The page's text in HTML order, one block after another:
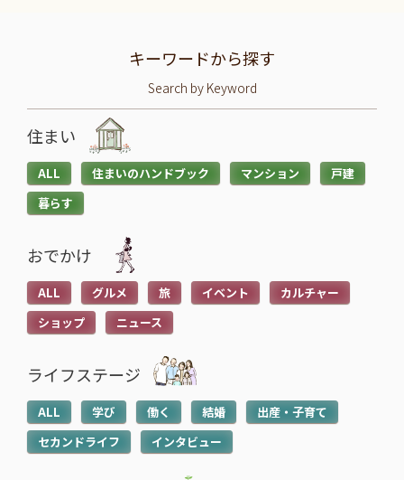
キーワードから探す
Search by Keyword
住まい
ALL 住まいのハンドブック マンション
戸建
暮らす
おでかけ
ALL グルメ 旅 イベント
カルチャー
ショップ
ニュース
ライフステージ
ALL 学び 働く 結婚
出産・子育て
セカンドライフ
インタビュー